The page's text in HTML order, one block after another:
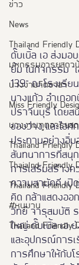
ข่าว
News
Thailand Friendly
มหกรรมอารยสถา
นางงามจิตอาสา
Miss Friendly
นางงามฑูตอารยส
Thailand Friendly
Thaialnd Friendly
Thailand Friendly
#หนุมาน
Thailand Friendly
ดั๊บเบิ้ล เอ ส่งมอ
ยิ้ม ในกิจกรรม "
139" ณ โรงเรีย
นางแก้ว อำเภอ
ปราจีนบุรี โดยส
ของว่าง และไอศ
ประทานอย่างอิ่ม
สันทนาการที่สนุ
การเสริมสร้างค
ความสามัคคี เปิด
คิด กล้าแสดงอ
วิทย์ จารุสมบัติ
ใหญ่ ดั๊บเบิ้ล เอ
และอุปกรณ์การเ
การศึกษาให้กับโ